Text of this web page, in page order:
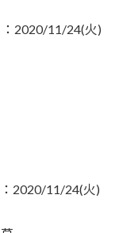
2020/11/24(火)
2020/11/24(火)